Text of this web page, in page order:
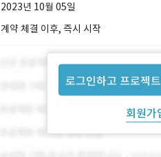
2023년 10월 05일
로그인하고 프로젝
회원가
계약 체결 이후, 즉시 시작